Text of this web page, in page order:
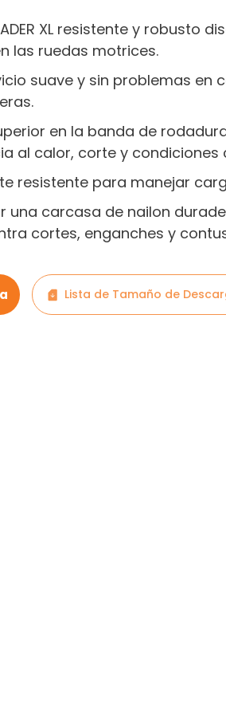
XL resistente y robusto
las ruedas motrices.
suave y sin problemas en
en la banda de
al calor, corte y condiciones
resistente para manejar
una carcasa de nailon
cortes, enganches y
Lista de Tamaño de